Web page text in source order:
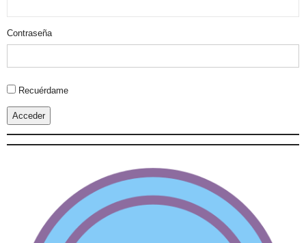
Contraseña
Alternative:
Recuérdame
Acceder